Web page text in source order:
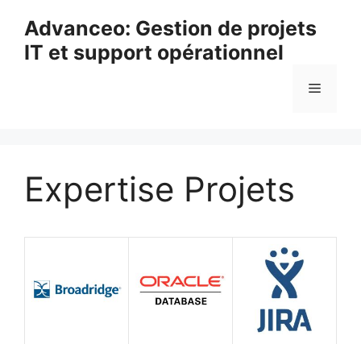
contenu
Advanceo: Gestion de projets
IT et support opérationnel
Menu
Expertise Projets